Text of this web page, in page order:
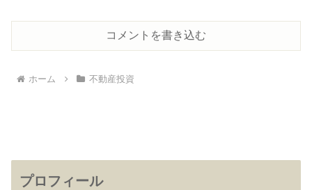
コメントを書き込む
ホーム 不動産投資
プロフィール